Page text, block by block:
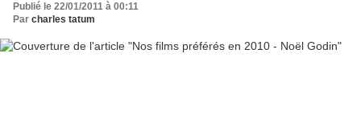
Publié le 22/01/2011 à 00:11
Par charles tatum